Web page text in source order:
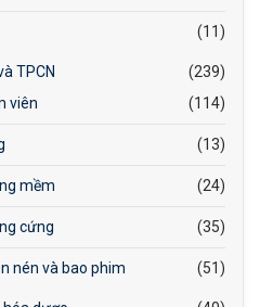
(11)
TPCN
(239)
viên
(114)
(13)
mềm (24)
cứng (35)
nén và bao phim (51)